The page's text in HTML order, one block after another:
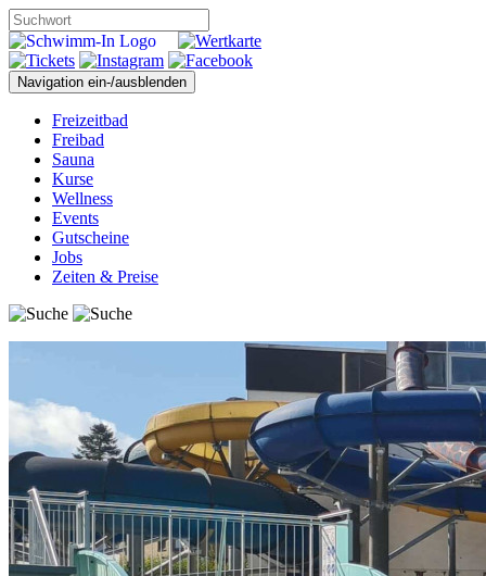
Navigation ein-/ausblenden
Freizeitbad
Freibad
Sauna
Kurse
Wellness
Events
Gutscheine
Jobs
Zeiten & Preise